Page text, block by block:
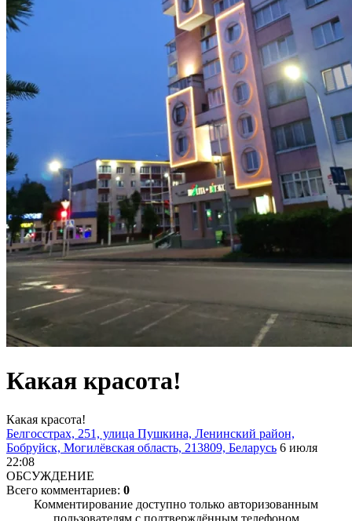
Какая красота!
Какая красота!
Белгосстрах, 251, улица Пушкина, Ленинский район,
Бобруйск, Могилёвская область, 213809, Беларусь 6 июля
22:08
ОБСУЖДЕНИЕ
Всего комментариев: 0
Комментирование доступно только авторизованным
пользователям с подтверждённым телефоном